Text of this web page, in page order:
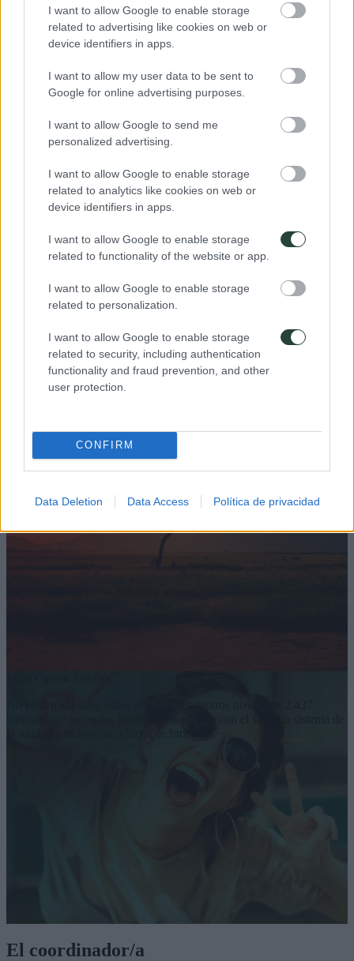
I want to allow Google to enable storage
related to advertising like cookies on web or
device identifiers in apps.
I want to allow my user data to be sent to
Google for online advertising purposes.
I want to allow Google to send me
personalized advertising.
I want to allow Google to enable storage
related to analytics like cookies on web or
device identifiers in apps.
I want to allow Google to enable storage
related to functionality of the website or app.
I want to allow Google to enable storage
related to personalization.
I want to allow Google to enable storage
related to security, including authentication
functionality and fraud prevention, and other
user protection.
CONFIRM
Data Deletion Data Access Política de privacidad
ruta o destino que nunca haríamos pero… puede que nunca la
hayamos hecho. La descubriremos juntos y juntas.
Como lo más fácil pero también lo peor de un viaje es tenerlo todo
para mejorar la ruta, trataremos entre todos de que así sea.
Viajamos de forma sencilla y ligera
No nos encontrarás en grandes hoteles y tampoco podremos evitar
que en algún poblado en Mozambique se olviden de poner papel
llevarse tu desayuno pero siempre buscaremos un mínimo de confort
para poder estar a gusto y descansar.
transportar. Somos mochileros y mochileras, no lo podemos negar.
Pisaremos desiertos y junglas, nos bañaremos en las aguas de mares
Nuestro objetivo es que los mejores recuerdos te lo lleves en la
memoria pero también que con tu interacción con la economía local
El coordinador/a